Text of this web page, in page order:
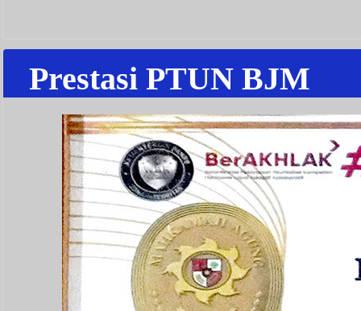
Prestasi PTUN BJM